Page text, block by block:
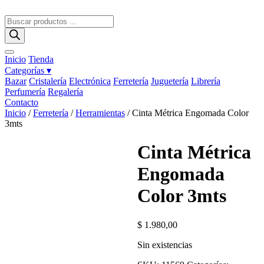
al
contenido
Búsqueda
de
productos
Inicio Tienda
Categorías ▾
Bazar Cristalería Electrónica Ferretería Juguetería Librería
Perfumería Regalería
Contacto
Inicio /Ferretería /Herramientas / Cinta Métrica Engomada Color
3mts
Cinta Métrica
Engomada
Color 3mts
$1.980,00
Sin existencias